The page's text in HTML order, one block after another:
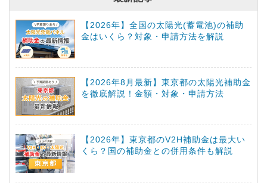
【2026年】全国の太陽光(蓄電池)の補助
金はいくら？対象・申請方法を解説
【2026年8月最新】東京都の太陽光補助金
を徹底解説！金額・対象・申請方法
【2026年】東京都のV2H補助金は最大い
くら？国の補助金との併用条件も解説